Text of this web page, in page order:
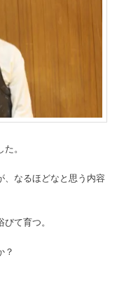
。
、なるほどなと思う内容
て育つ。
？